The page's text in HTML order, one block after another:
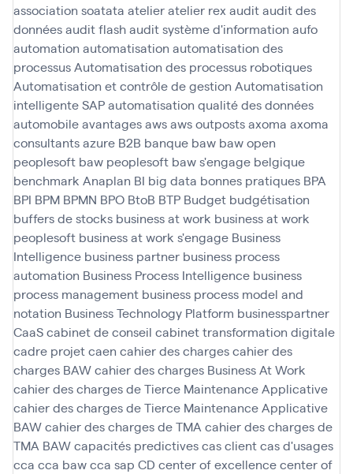
association soatata atelieratelier rex auditaudit des
donnéesaudit flashaudit système d'information aufo
automation automatisation automatisation des
processusAutomatisation des processus robotiques
Automatisation et contrôle de gestion Automatisation
intelligente SAPautomatisation qualité des données
automobileavantagesawsaws outpostsaxoma axoma
consultantsazure B2B banque baw baw open
peoplesoft baw peoplesoft baw s'engage belgique
benchmark Anaplan BI big data bonnes pratiques BPA
BPI BPM BPMN BPO BtoB BTP Budget budgétisation
buffers de stocks business at work business at work
peoplesoft business at work s'engage Business
Intelligence business partner business process
automation Business Process Intelligence business
process management business process model and
notation Business Technology Platform businesspartner
CaaScabinet de conseil cabinet transformation digitale
cadre projetcaen cahier des chargescahier des
charges BAWcahier des charges Business At Work
cahier des charges de Tierce Maintenance Applicative
cahier des charges de Tierce Maintenance Applicative
BAWcahier des charges de TMA cahier des charges de
TMA BAWcapacités predictivescas clientcas d'usages
cca cca bawcca sap CD center of excellencecenter of